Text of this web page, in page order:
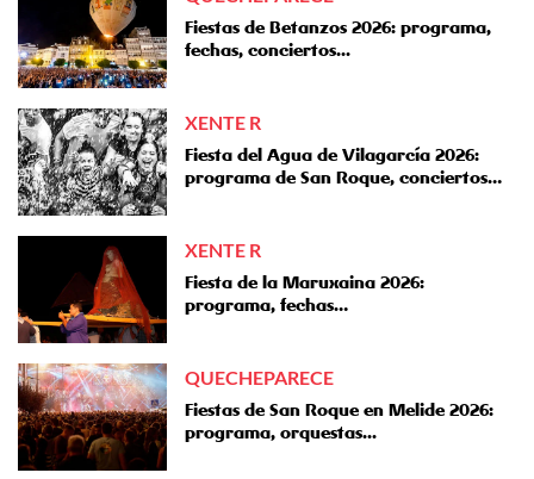
Fiestas de Betanzos 2026: programa,
fechas, conciertos...
XENTE R
Fiesta del Agua de Vilagarcía 2026:
programa de San Roque, conciertos…
XENTE R
Fiesta de la Maruxaina 2026:
programa, fechas…
QUECHEPARECE
Fiestas de San Roque en Melide 2026:
programa, orquestas...